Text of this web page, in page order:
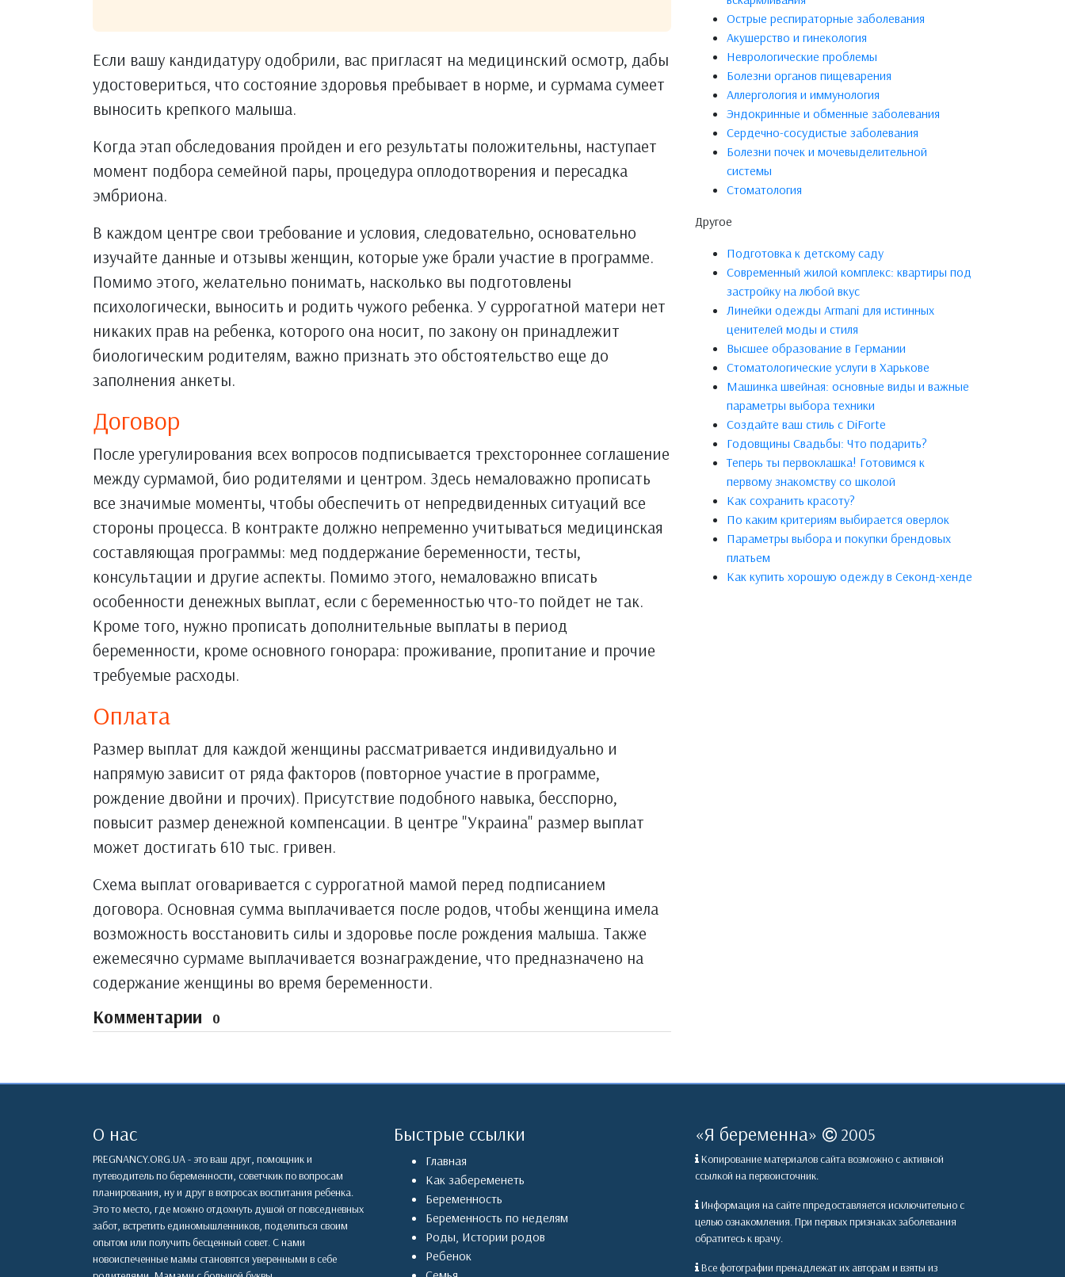
Если вашу кандидатуру одобрили, вас пригласят на медицинский осмотр, дабы
удостовериться, что состояние здоровья пребывает в норме, и сурмама сумеет
выносить крепкого малыша.
Когда этап обследования пройден и его результаты положительны, наступает
момент подбора семейной пары, процедура оплодотворения и пересадка
эмбриона.
В каждом центре свои требование и условия, следовательно, основательно
изучайте данные и отзывы женщин, которые уже брали участие в программе.
Помимо этого, желательно понимать, насколько вы подготовлены
психологически, выносить и родить чужого ребенка. У суррогатной матери нет
никаких прав на ребенка, которого она носит, по закону он принадлежит
биологическим родителям, важно признать это обстоятельство еще до
заполнения анкеты.
Договор
После урегулирования всех вопросов подписывается трехстороннее соглашение
между сурмамой, био родителями и центром. Здесь немаловажно прописать
все значимые моменты, чтобы обеспечить от непредвиденных ситуаций все
стороны процесса. В контракте должно непременно учитываться медицинская
составляющая программы: мед поддержание беременности, тесты,
консультации и другие аспекты. Помимо этого, немаловажно вписать
особенности денежных выплат, если с беременностью что-то пойдет не так.
Кроме того, нужно прописать дополнительные выплаты в период
беременности, кроме основного гонорара: проживание, пропитание и прочие
требуемые расходы.
Оплата
Размер выплат для каждой женщины рассматривается индивидуально и
напрямую зависит от ряда факторов (повторное участие в программе,
рождение двойни и прочих). Присутствие подобного навыка, бесспорно,
повысит размер денежной компенсации. В центре "Украина" размер выплат
может достигать 610 тыс. гривен.
Схема выплат оговаривается с суррогатной мамой перед подписанием
договора. Основная сумма выплачивается после родов, чтобы женщина имела
возможность восстановить силы и здоровье после рождения малыша. Также
ежемесячно сурмаме выплачивается вознаграждение, что предназначено на
содержание женщины во время беременности.
Комментарии 0
Острые респираторные заболевания
Акушерство и гинекология
Неврологические проблемы
Болезни органов пищеварения
Аллергология и иммунология
Эндокринные и обменные заболевания
Сердечно-сосудистые заболевания
Болезни почек и мочевыделительной
системы
Стоматология
Другое
Подготовка к детскому саду
Современный жилой комплекс: квартиры под
застройку на любой вкус
Линейки одежды Armani для истинных
ценителей моды и стиля
Высшее образование в Германии
Стоматологические услуги в Харькове
Машинка швейная: основные виды и важные
параметры выбора техники
Создайте ваш стиль с DiForte
Годовщины Свадьбы: Что подарить?
Теперь ты первоклашка! Готовимся к
первому знакомству со школой
Как сохранить красоту?
По каким критериям выбирается оверлок
Параметры выбора и покупки брендовых
платьем
Как купить хорошую одежду в Секонд-хенде
О нас
PREGNANCY.ORG.UA - это ваш друг, помощник и
путеводитель по беременности, советчкик по вопросам
планирования, ну и друг в вопросах воспитания ребенка.
Это то место, где можно отдохнуть душой от повседневных
забот, встретить единомышленников, поделиться своим
опытом или получить бесценный совет. С нами
новоиспеченные мамы становятся уверенными в себе
Быстрые ссылки
Главная
Как забеременеть
Беременность
Беременность по неделям
Роды, Истории родов
Ребенок
«Я беременна» 2005
Копирование материалов сайта возможно с активной
ссылкой на первоисточник.
Информация на сайте ппредоставляется исключительно с
целью ознакомления. При первых признаках заболевания
обратитесь к врачу.
Все фотографии пренадлежат их авторам и взяты из